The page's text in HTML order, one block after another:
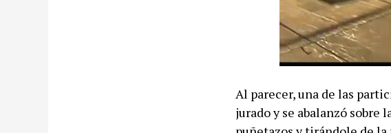
Al parecer, una de las
jurado y se abalanzó sobre